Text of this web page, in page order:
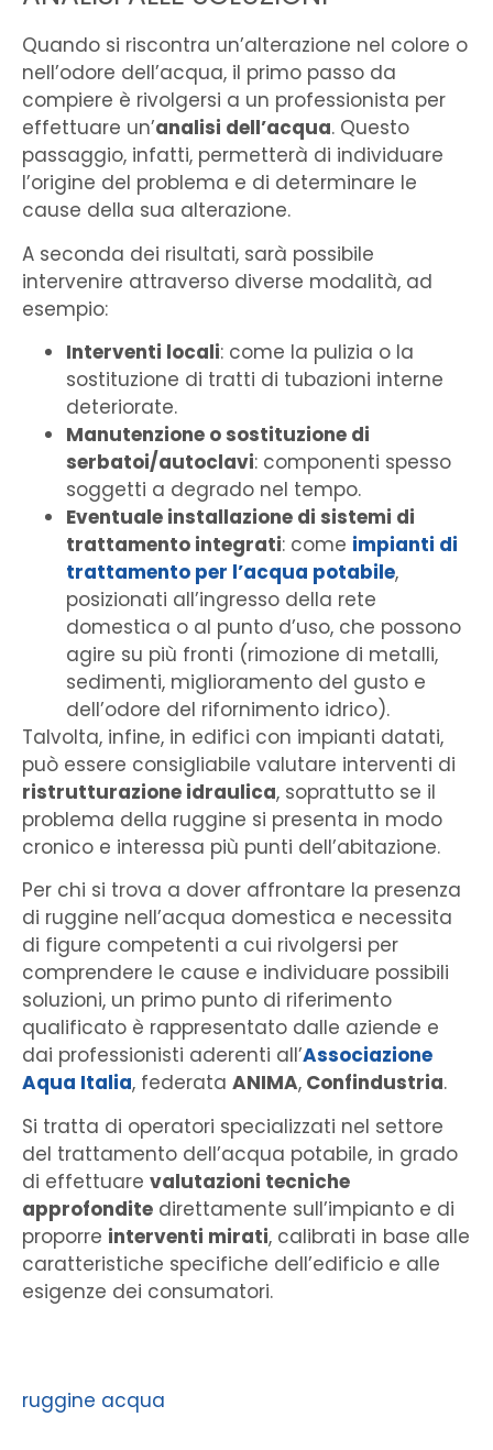
Quando si riscontra un’alterazione nel colore o
nell’odore dell’acqua, il primo passo da
compiere è rivolgersi a un professionista per
effettuare un’analisi dell’acqua. Questo
passaggio, infatti, permetterà di individuare
l’origine del problema e di determinare le
cause della sua alterazione.
A seconda dei risultati, sarà possibile
intervenire attraverso diverse modalità, ad
esempio:
Interventi locali: come la pulizia o la
sostituzione di tratti di tubazioni interne
deteriorate.
Manutenzione o sostituzione di
serbatoi/autoclavi: componenti spesso
soggetti a degrado nel tempo.
Eventuale installazione di sistemi di
trattamento integrati: come impianti di
trattamento per l’acqua potabile,
posizionati all’ingresso della rete
domestica o al punto d’uso, che possono
agire su più fronti (rimozione di metalli,
sedimenti, miglioramento del gusto e
dell’odore del rifornimento idrico).
Talvolta, infine, in edifici con impianti datati,
può essere consigliabile valutare interventi di
ristrutturazione idraulica, soprattutto se il
problema della ruggine si presenta in modo
cronico e interessa più punti dell’abitazione.
Per chi si trova a dover affrontare la presenza
di ruggine nell’acqua domestica e necessita
di figure competenti a cui rivolgersi per
comprendere le cause e individuare possibili
soluzioni, un primo punto di riferimento
qualificato è rappresentato dalle aziende e
dai professionisti aderenti all’Associazione
Aqua Italia, federata ANIMA, Confindustria.
Si tratta di operatori specializzati nel settore
del trattamento dell’acqua potabile, in grado
di effettuare valutazioni tecniche
approfondite direttamente sull’impianto e di
proporre interventi mirati, calibrati in base alle
caratteristiche specifiche dell’edificio e alle
esigenze dei consumatori.
ruggine acqua